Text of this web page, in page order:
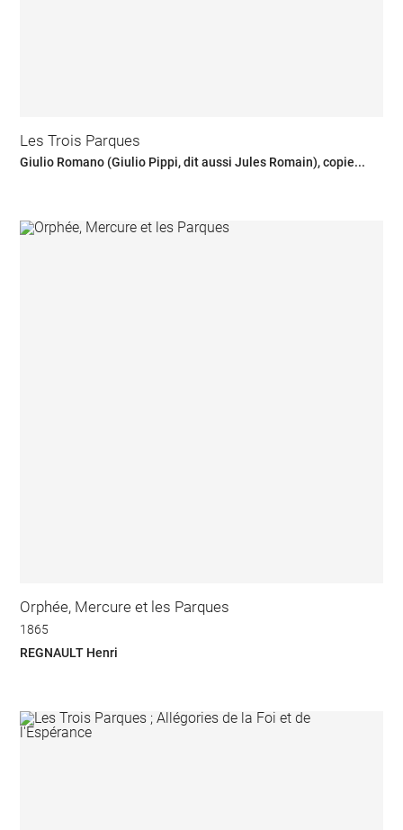
Les Trois Parques
Giulio Romano (Giulio Pippi, dit aussi Jules Romain), copie...
Orphée, Mercure et les Parques
1865
REGNAULT Henri